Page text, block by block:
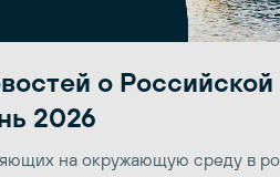
о Российской
2026
на окружающую среду в